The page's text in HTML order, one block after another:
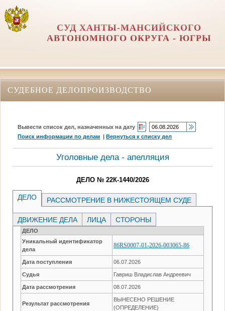
СУД ХАНТЫ-МАНСИЙСКОГО
АВТОНОМНОГО ОКРУГА - ЮГРЫ
СУДЕБНОЕ ДЕЛОПРОИЗВОДСТВО
Вывести список дел, назначенных на дату
Поиск информации по делам |Вернуться к списку дел
Уголовные дела - апелляция
ДЕЛО № 22К-1440/2026
ДЕЛО РАССМОТРЕНИЕ В НИЖЕСТОЯЩЕМ СУДЕ
ДВИЖЕНИЕ ДЕЛА ЛИЦА СТОРОНЫ
ДЕЛО
Уникальный идентификатор
дела
86RS0007-01-2026-003065-86
Дата поступления 06.07.2026
Судья Гавриш Владислав Андреевич
Дата рассмотрения 08.07.2026
Результат рассмотрения
ВЫНЕСЕНО РЕШЕНИЕ
(ОПРЕДЕЛЕНИЕ)